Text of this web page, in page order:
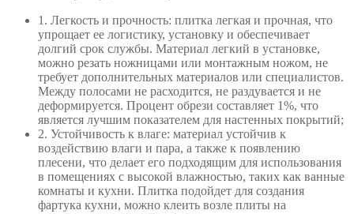
1. Легкость и прочность: плитка легкая и прочная, что
упрощает ее логистику, установку и обеспечивает
долгий срок службы. Материал легкий в установке,
можно резать ножницами или монтажным ножом, не
требует дополнительных материалов или специалистов.
Между полосами не расходится, не раздувается и не
деформируется. Процент обрези составляет 1%, что
является лучшим показателем для настенных покрытий;
2. Устойчивость к влаге: материал устойчив к
воздействию влаги и пара, а также к появлению
плесени, что делает его подходящим для использования
в помещениях с высокой влажностью, таких как ванные
комнаты и кухни. Плитка подойдет для создания
фартука кухни, можно клеить возле плиты на